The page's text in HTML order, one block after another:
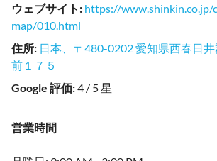
ウェブサイト : https://
map/010.html
住所: 日本、〒480-0202 愛知県西春日
前１７５
Google 評価:4 / 5 星
営業時間